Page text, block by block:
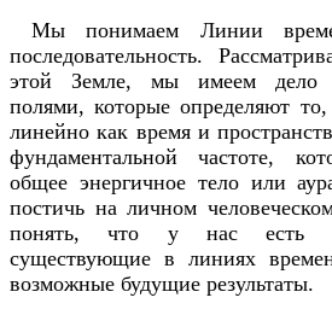
Мы понимаем Линии
последовательность.
этой Земле, мы имеем дело
полями, которые определяют
линейно как время и
фундаментальной частоте,
общее энергичное тело или
постичь на личном
понять, что у нас есть
существующие в линиях
возможные будущие результаты.